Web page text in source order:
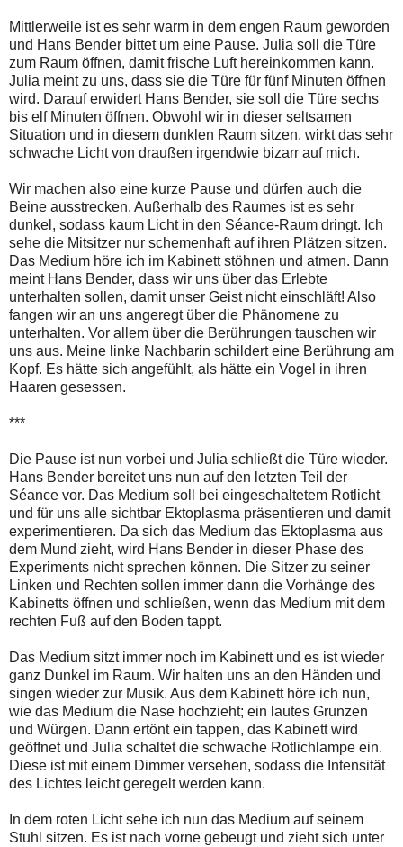
Mittlerweile ist es sehr warm in dem engen Raum geworden
und Hans Bender bittet um eine Pause. Julia soll die Türe
zum Raum öffnen, damit frische Luft hereinkommen kann.
Julia meint zu uns, dass sie die Türe für fünf Minuten öffnen
wird. Darauf erwidert Hans Bender, sie soll die Türe sechs
bis elf Minuten öffnen. Obwohl wir in dieser seltsamen
Situation und in diesem dunklen Raum sitzen, wirkt das sehr
schwache Licht von draußen irgendwie bizarr auf mich.
Wir machen also eine kurze Pause und dürfen auch die
Beine ausstrecken. Außerhalb des Raumes ist es sehr
dunkel, sodass kaum Licht in den Séance-Raum dringt. Ich
sehe die Mitsitzer nur schemenhaft auf ihren Plätzen sitzen.
Das Medium höre ich im Kabinett stöhnen und atmen. Dann
meint Hans Bender, dass wir uns über das Erlebte
unterhalten sollen, damit unser Geist nicht einschläft! Also
fangen wir an uns angeregt über die Phänomene zu
unterhalten. Vor allem über die Berührungen tauschen wir
uns aus. Meine linke Nachbarin schildert eine Berührung am
Kopf. Es hätte sich angefühlt, als hätte ein Vogel in ihren
Haaren gesessen.
***
Die Pause ist nun vorbei und Julia schließt die Türe wieder.
Hans Bender bereitet uns nun auf den letzten Teil der
Séance vor. Das Medium soll bei eingeschaltetem Rotlicht
und für uns alle sichtbar Ektoplasma präsentieren und damit
experimentieren. Da sich das Medium das Ektoplasma aus
dem Mund zieht, wird Hans Bender in dieser Phase des
Experiments nicht sprechen können. Die Sitzer zu seiner
Linken und Rechten sollen immer dann die Vorhänge des
Kabinetts öffnen und schließen, wenn das Medium mit dem
rechten Fuß auf den Boden tappt.
Das Medium sitzt immer noch im Kabinett und es ist wieder
ganz Dunkel im Raum. Wir halten uns an den Händen und
singen wieder zur Musik. Aus dem Kabinett höre ich nun,
wie das Medium die Nase hochzieht; ein lautes Grunzen
und Würgen. Dann ertönt ein tappen, das Kabinett wird
geöffnet und Julia schaltet die schwache Rotlichlampe ein.
Diese ist mit einem Dimmer versehen, sodass die Intensität
des Lichtes leicht geregelt werden kann.
In dem roten Licht sehe ich nun das Medium auf seinem
Stuhl sitzen. Es ist nach vorne gebeugt und zieht sich unter